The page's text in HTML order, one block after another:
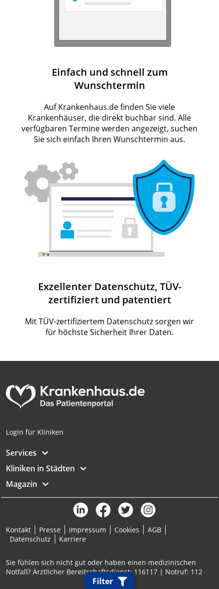
Filter
Einfach und schnell zum
Wunschtermin
Auf Krankenhaus.de finden Sie viele
Krankenhäuser, die direkt buchbar sind. Alle
verfügbaren Termine werden angezeigt, suchen
Sie sich einfach Ihren Wunschtermin aus.
Exzellenter Datenschutz, TÜV-
zertifiziert und patentiert
Mit TÜV-zertifiziertem Datenschutz sorgen wir
für höchste Sicherheit Ihrer Daten.
Login für Kliniken
Services
Kliniken in Städten
Magazin
Kontakt Presse Impressum Cookies
AGB
Datenschutz
Karriere
Sie fühlen sich nicht gut oder haben einen medizinischen
Notfall? Ärztlicher Bereitschaftsdienst: 116117 | Notruf: 112